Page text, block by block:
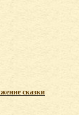
сказки